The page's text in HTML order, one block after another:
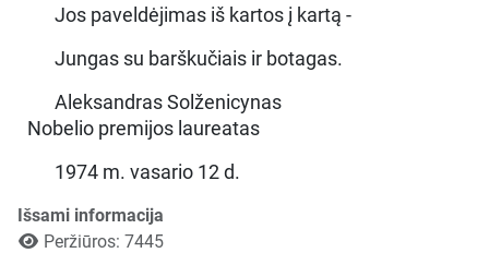
Jos paveldėjimas iš kartos į kartą -
Jungas su barškučiais ir botagas.
Aleksandras Solženicynas
Nobelio premijos laureatas
1974 m. vasario 12 d.
Išsami informacija
Peržiūros: 7445